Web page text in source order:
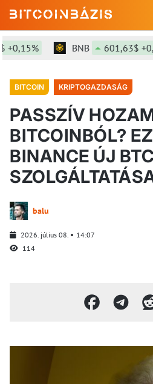
BNB 601,63$ +0,1%
BITCOIN KRIPTOGAZDASÁG
PASSZÍV
BITCOINBÓL?
BINANCE ÚJ
balu
2026. július 08.
14:07
114